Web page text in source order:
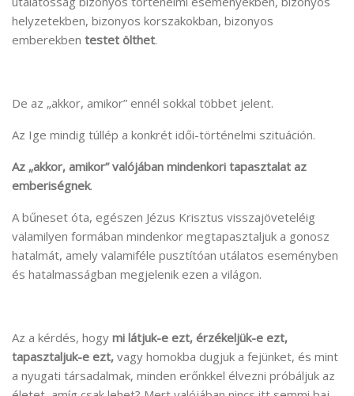
helyzetekben, bizonyos korszakokban, bizonyos
emberekben testet ölthet.
De az „akkor, amikor” ennél sokkal többet jelent.
Az Ige mindig túllép a konkrét idői-történelmi szituáción.
Az „akkor, amikor” valójában mindenkori tapasztalat az
emberiségnek.
A bűneset óta, egészen Jézus Krisztus visszajöveteléig
valamilyen formában mindenkor megtapasztaljuk a gonosz
hatalmát, amely valamiféle pusztítóan utálatos eseményben
és hatalmasságban megjelenik ezen a világon.
Az a kérdés, hogy mi látjuk-e ezt, érzékeljük-e ezt,
tapasztaljuk-e ezt, vagy homokba dugjuk a fejünket, és mint
a nyugati társadalmak, minden erőnkkel élvezni próbáljuk az